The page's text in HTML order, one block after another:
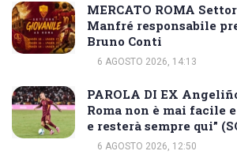
MERCATO ROMA
Manfré responsabile
Bruno Conti
6 AGOSTO 2026, 14:13
PAROLA DI EX
Roma non è mai facile
e resterà sempre qui”
6 AGOSTO 2026, 12:50